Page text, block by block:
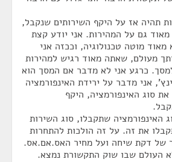
תהיה אז על היקף השירותים שנקבל,
גם על המהירות. אני יודע קצת
מוטה טכנולוגיה, וככזה אני
מעולם, שאתה מאוד רגיש למהירות
כרגע אני לא מדבר אם המסך הוא
אינץ' או ה-5 אינץ', אני מדבר על ירידת האינפורמציה
סוג האינפורמציה, היקף
האינפורמציה שתקבלו, סוג השירות
את זה. על זה הולכות להתחרות
של דקת שיחה ועל מחיר האס.אם.אס.
העולם שבו שוק התקשורת נמצא.